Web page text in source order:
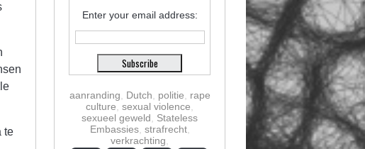
te
Enter your email address:
aanranding Dutch politie
rape
culture sexual violence
sexueel geweld
Stateless
Embassies, strafrecht,
verkrachting